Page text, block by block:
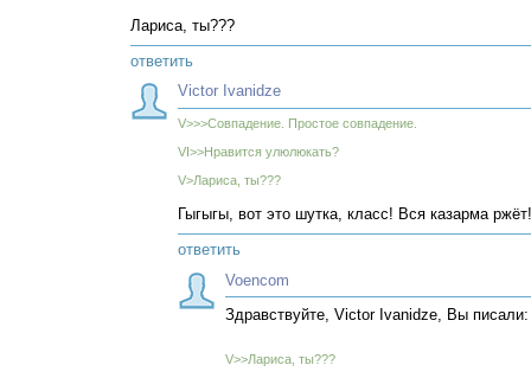
Лариса, ты???
ответить
Victor Ivanidze
V>>>Совпадение. Простое совпадение.
VI>>Нравится улюлюкать?
V>Лариса, ты???
Гыгыгы, вот это шутка, класс! Вся казарма ржёт!
ответить
Voencom
Здравствуйте, Victor Ivanidze, Вы писали:
V>>Лариса, ты???